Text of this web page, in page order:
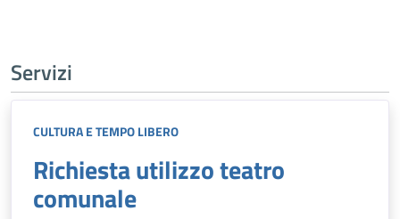
Servizi
CULTURA E TEMPO LIBERO
Richiesta utilizzo teatro
comunale